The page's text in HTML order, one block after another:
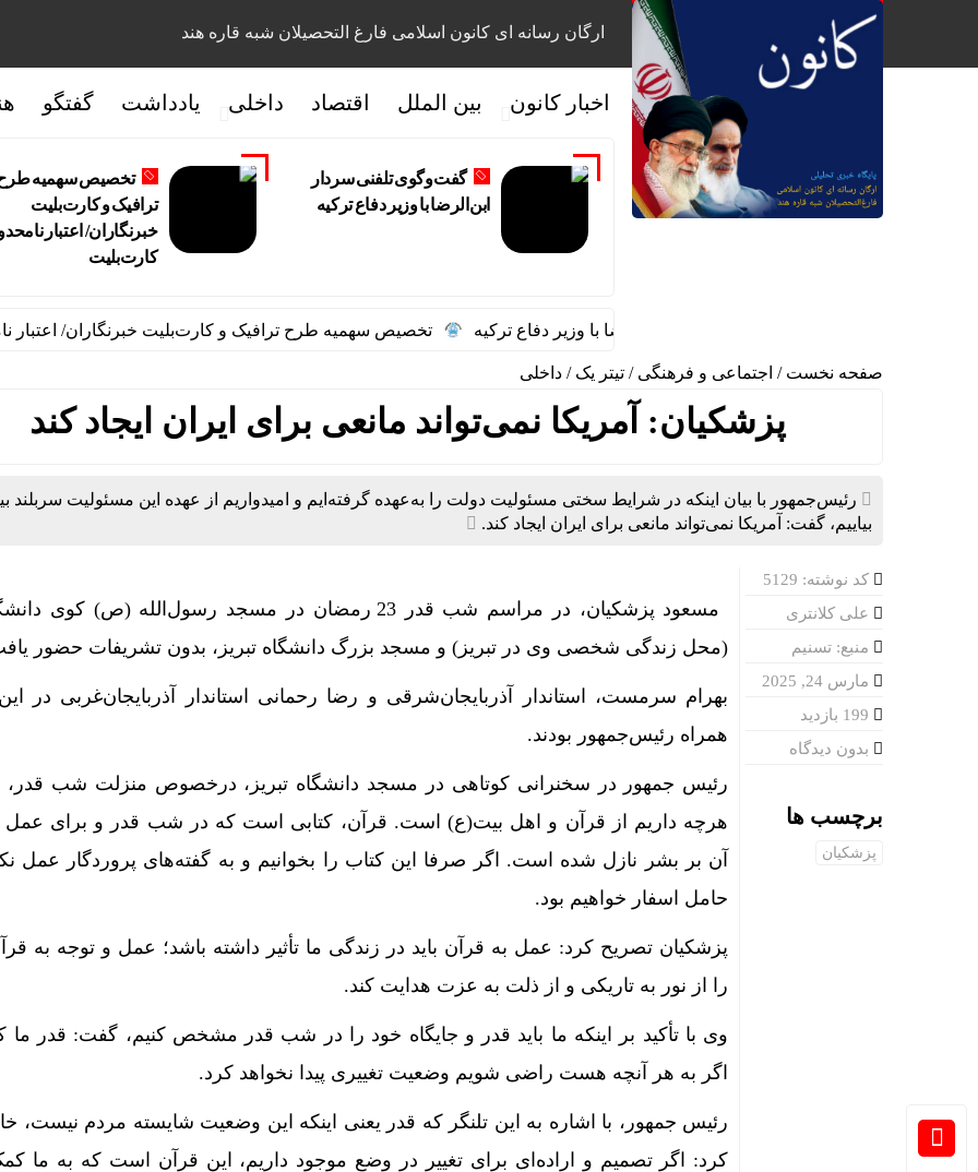
ارگان رسانه ای کانون اسلامی فارغ التحصیلان شبه قاره هند
اخبار کانون بین الملل اقتصاد داخلی یادداشت گفتگو
گفت‌وگوی تلفنی سردار
ابن‌الرضا با وزیر دفاع ترکیه
تخصیص سهمیه
ترافیک و کارت‌بلیت
خبرنگاران/ اعتبار
کارت‌بلیت
گفت‌وگوی تلفنی سردار ابن‌الرضا با وزیر دفاع ترکیه تخصیص سهمیه طرح ترافیک و کارت‌بلیت خبرنگاران/ اعتبار
صفحه نخست / اجتماعی و فرهنگی / تیتر یک / داخلی
پزشکیان: آمریکا نمی‌تواند مانعی برای ایران ایجاد کند
رئیس‌جمهور با بیان اینکه در شرایط سختی مسئولیت دولت را به‌عهده گرفته‌ایم و امیدواریم از عهده این مسئولیت سربلند
بیاییم‌، گفت: آمریکا نمی‌تواند مانعی برای ایران ایجاد کند.
کد نوشته: 5129
علی کلانتری
منبع: تسنیم
مارس 24, 2025
بدون دیدگاه
برچسب ها
پزشکیان
مسعود پزشکیان، در مراسم شب قدر 23 رمضان در مسجد رسول‌الله (ص) کوی
(محل زندگی شخصی وی در تبریز) و مسجد بزرگ دانشگاه تبریز، بدون تشریفات حضور
بهرام سرمست، استاندار آذربایجان‌شرقی و رضا رحمانی استاندار آذربایجان‌غربی در
همراه رئیس‌جمهور بودند.
رئیس‌ جمهور در سخنرانی کوتاهی در مسجد دانشگاه تبریز، درخصوص منزلت شب
هرچه داریم از قرآن و اهل بیت(ع) است. قرآن، کتابی است که در شب قدر و برای عمل
آن بر بشر نازل شده است. اگر صرفا این کتاب را بخوانیم و به گفته‌های پروردگار عمل
حامل اسفار خواهیم بود.
پزشکیان تصریح کرد: عمل به قرآن باید در زندگی ما تأثیر داشته باشد؛ عمل و توجه به
را از نور به تاریکی و از ذلت به عزت هدایت کند.
وی با تأکید بر اینکه ما باید قدر و جایگاه خود را در شب قدر مشخص کنیم، گفت: قدر
اگر به هر آنچه هست راضی شویم وضعیت تغییری پیدا نخواهد کرد.
رئیس‌ جمهور، با اشاره به این تلنگر که قدر یعنی اینکه این وضعیت شایسته مردم نیست،
کرد: اگر تصمیم و اراده‌ای برای تغییر در وضع موجود داریم، این قرآن است که به ما